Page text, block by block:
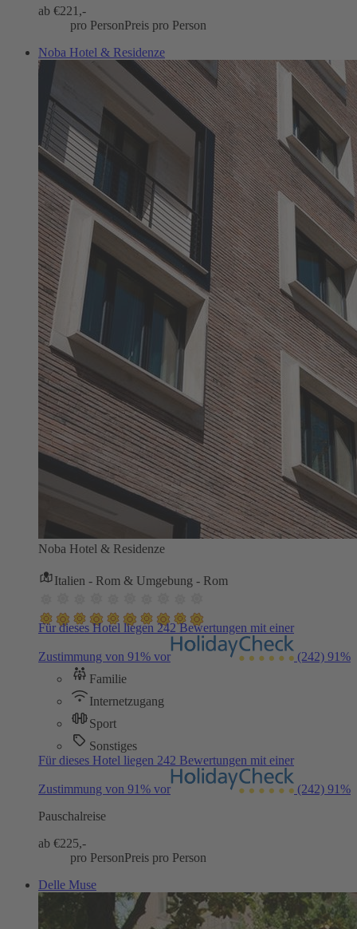
ab €221,-
pro PersonPreis pro Person
Noba Hotel & Residenze
Noba Hotel & Residenze
Italien - Rom & Umgebung - Rom
Für dieses Hotel liegen 242 Bewertungen mit einer
Zustimmung von 91% vor (242) 91%
Familie
Internetzugang
Sport
Sonstiges
Für dieses Hotel liegen 242 Bewertungen mit einer
Zustimmung von 91% vor (242) 91%
Pauschalreise
ab €225,-
pro PersonPreis pro Person
Delle Muse